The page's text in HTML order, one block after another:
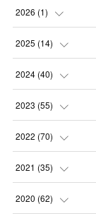
2026 (1)
(1
2025 (14)
(10 )
(1
(1
(2
2024 (40)
(1
(1
(3
(2
2023 (55)
(2
(4
(3
2022 (70)
(7
(11 )
2021 (35)
(5
2020 (62)